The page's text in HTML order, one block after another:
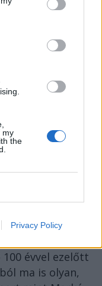
my
the
Privacy Policy
alá kerülő
tárgylemezek,
mégpedig nem
jobbkor,
egyenes utat
és a 15
de
és a feledésbe.
évvel ezelőtt
ma is olyan,